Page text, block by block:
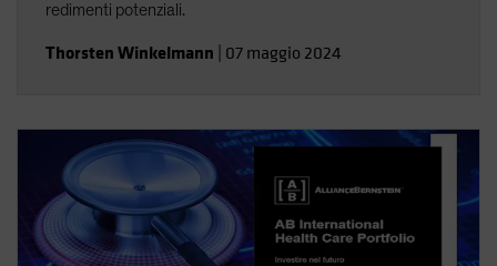
redimenti potenziali.
Thorsten Winkelmann 07 maggio 2024